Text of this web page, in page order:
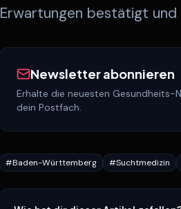
Erwartungen bestätigt
Newsletter abonnieren
Erhalte die neuesten Gesundheits-
dein Postfach.
#Baden-Württemberg #Suchtmedizin